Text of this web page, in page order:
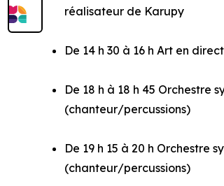
réalisateur de Karupy
De 14 h 30 à 16 h Art en
De 18 h à 18 h 45 Orchestre
(chanteur/percussions)
De 19 h 15 à 20 h Orchestre
(chanteur/percussions)